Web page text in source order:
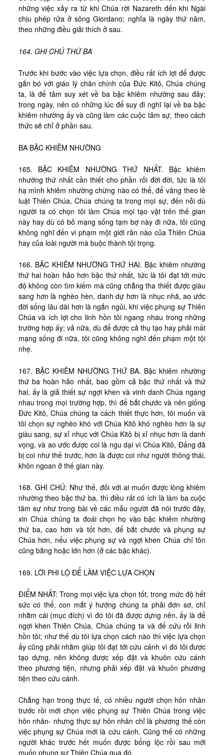
những việc xảy ra từ khi Chúa rời Nazareth đến khi Ngài
chịu phép rửa ở sông Giordano; nghĩa là ngày thứ năm,
theo những điều giải thích ở sau.
164. GHI CHÚ THỨ BA
Trước khi bước vào việc lựa chọn, điều rất ích lợi để được
gắn bó với giáo lý chân chính của Đức Kitô, Chúa chúng
ta, là để tâm suy xét về ba bậc khiêm nhường sau đây;
trong ngày, nên có những lúc để suy đi nghĩ lại về ba bậc
khiêm nhường ấy và cũng làm các cuộc tâm sự, theo cách
thức sẽ chỉ ở phần sau.
BA BẬC KHIÊM NHƯỜNG
165. BẬC KHIÊM NHƯỜNG THỨ NHẤT. Bậc khiêm
nhường thứ nhất cần thiết cho phần rỗi đời đời, tức là tôi
hạ mình khiêm nhường chừng nào có thể, để vâng theo lề
luật Thiên Chúa, Chúa chúng ta trong mọi sự, đến nỗi dù
người ta có chọn tôi làm Chúa mọi tạo vật trên thế gian
này hay dù có bỏ mạng sống tạm bợ này đi nữa, tôi cũng
không nghĩ đến vi phạm một giới răn nào của Thiên Chúa
hay của loài người mà buộc thành tội trọng.
166. BẬC KHIÊM NHƯỜNG THỨ HAI. Bậc khiêm nhường
thứ hai hoàn hảo hơn bậc thứ nhất, tức là tôi đạt tới mức
độ không còn tìm kiếm mà cũng chẳng tha thiết được giàu
sang hơn là nghèo hèn, danh dự hơn là nhục nhã, ao ước
đời sống lâu dài hơn là ngắn ngủi, khi việc phụng sự Thiên
Chúa và ích lợi cho linh hồn tôi ngang nhau trong những
trường hợp ấy; vả nữa, dù để được cả thụ tạo hay phải mất
mạng sống đi nữa, tôi cũng không nghĩ đến phạm một tội
nhẹ.
167. BẬC KHIÊM NHƯỜNG THỨ BA. Bậc khiêm nhường
thứ ba hoàn hảo nhất, bao gồm cả bậc thứ nhất và thứ
hai, ấy là giả thiết sự ngợi khen và vinh danh Chúa ngang
nhau trong mọi trường hợp, thì để bắt chước và nên giống
Đức Kitô, Chúa chúng ta cách thiết thực hơn, tôi muốn và
tôi chọn sự nghèo khó với Chúa Kitô khó nghèo hơn là sự
giàu sang, sự xỉ nhục với Chúa Kitô bị xỉ nhục hơn là danh
vọng, và ao ước được coi là ngu dại vì Chúa Kitô, Đấng đã
bị coi như thế trước, hơn là được coi như người thông thái,
khôn ngoan ở thế gian này.
168. GHI CHÚ: Như thế, đối với ai muốn được lòng khiêm
nhường theo bậc thứ ba, thì điều rất có ích là làm ba cuộc
tâm sự như trong bài về các mẫu người đã nói trước đây,
xin Chúa chúng ta đoái chọn họ vào bậc khiêm nhường
thứ ba, cao hơn và tốt hơn, để bắt chước và phụng sự
Chúa hơn, nếu việc phụng sự và ngợi khen Chúa chí tôn
cũng bằng hoặc lớn hơn (ở các bậc khác).
169. LỜI PHI LỘ ĐỂ LÀM VIỆC LỰA CHỌN
ĐIỂM NHẤT: Trong mọi việc lựa chọn tốt, trong mức độ hết
sức có thể, con mắt ý hướng chúng ta phải đơn sơ, chỉ
nhằm cái (mục đích) vì đó tôi đã được dựng nên, ấy là để
ngợi khen Thiên Chúa, Chúa chúng ta và để cứu rỗi linh
hồn tôi; như thế dù tôi lựa chọn cách nào thì việc lựa chọn
ấy cũng phải nhằm giúp tôi đạt tới cứu cánh vì đó tôi được
tạo dựng, nên không được xếp đặt và khuôn cứu cánh
theo phương tiện, nhưng phải xếp đặt và khuôn phương
tiện theo cứu cánh.
Chẳng hạn trong thực tế, có nhiều người chọn hôn nhân
trước rồi mới chọn việc phụng sự Thiên Chúa trong việc
hôn nhân- nhưng thực sự hôn nhân chỉ là phương thế còn
việc phụng sự Chúa mới là cứu cánh. Cũng thế có những
người khác trước hết muốn được bổng lộc rồi sau mới
muốn phụng sự Thiên Chúa qua đó.